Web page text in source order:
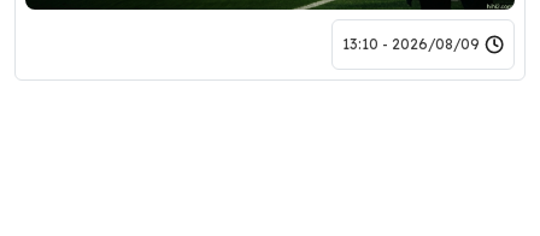
2026/08/09 - 13:10